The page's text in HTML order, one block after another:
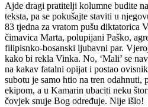
Ajde dragi pratitelji kolumne budite
teksta, pa se pokušajte staviti u
83 tjedna za vratom pušu diktatorica
čimavica Marta, polupijani Paško,
filipisnko-bosanski ljubavni par.
kako bi rekla Vinka. No, ‘Mali’ se
na kakav fatalni opijat i postao
subotu je samo htio na tren odahnuti,
ekipom, a u Kamarin ubaciti neku
čovjek snuje Bog određuje. Nije išlo!